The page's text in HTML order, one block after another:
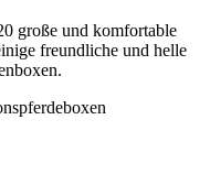
große und komfortable
freundliche und helle